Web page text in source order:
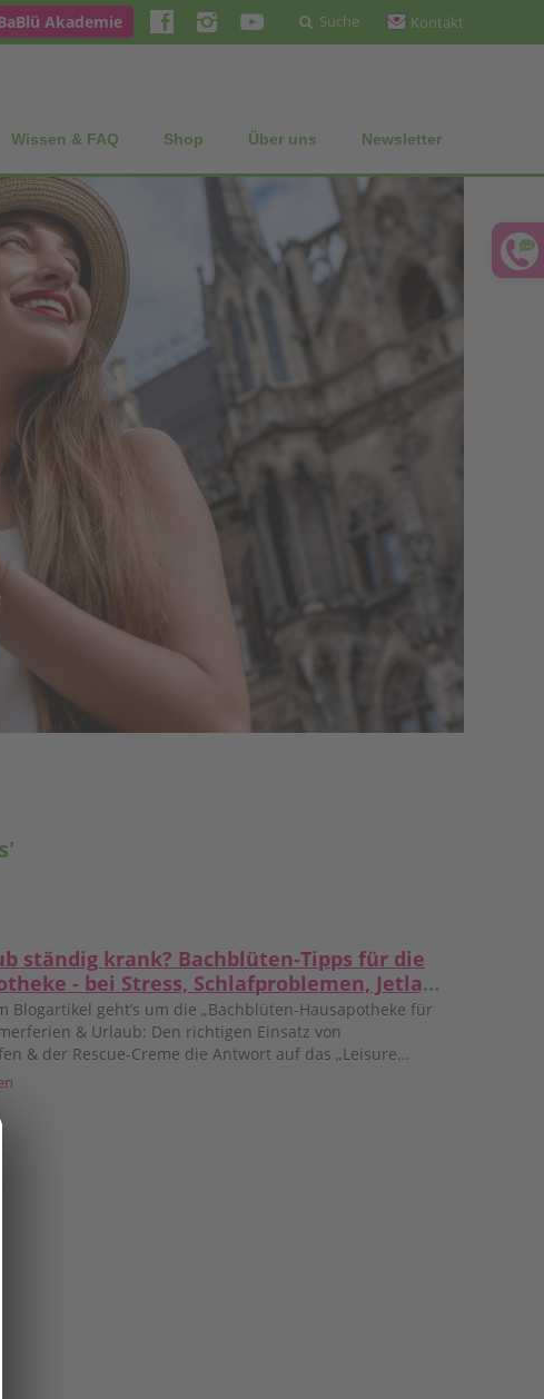
Akademie Suche Kontakt
Wissen & FAQ Shop Über uns Newsletter
ständig krank? Bachblüten-Tipps für die
- bei Stress, Schlafproblemen, Jetlag,
& Co.
Blogartikel geht’s um die „Bachblüten-Hausapotheke für
Urlaub: Den richtigen Einsatz von
& der Rescue-Creme die Antwort auf das „Leisure
auch „Post-Stress-Syndrom im Urlaub“ (Das Syndrom,
Gedankenkreisen Bachblüten bei Jet-Lag oder Heimweh